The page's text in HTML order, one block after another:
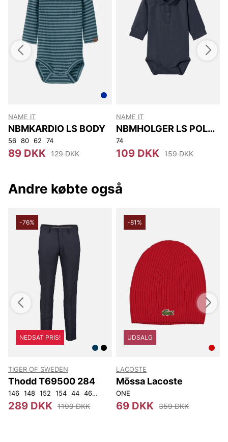
NAME IT
NBMKARDIO LS BODY
56 80 62 74
89 DKK 129 DKK
NAME IT
NBMHOLGER LS POLO
BODY NOOS
74
109 DKK 159 DKK
Andre købte også
-76%
NEDSAT PRIS!
TIGER OF SWEDEN
Thodd T69500 284
146 148 152 154 44 46 48 50 52
289 DKK 1199 DKK
-81%
UDSALG
LACOSTE
Mössa Lacoste
ONE
69 DKK 359 DKK